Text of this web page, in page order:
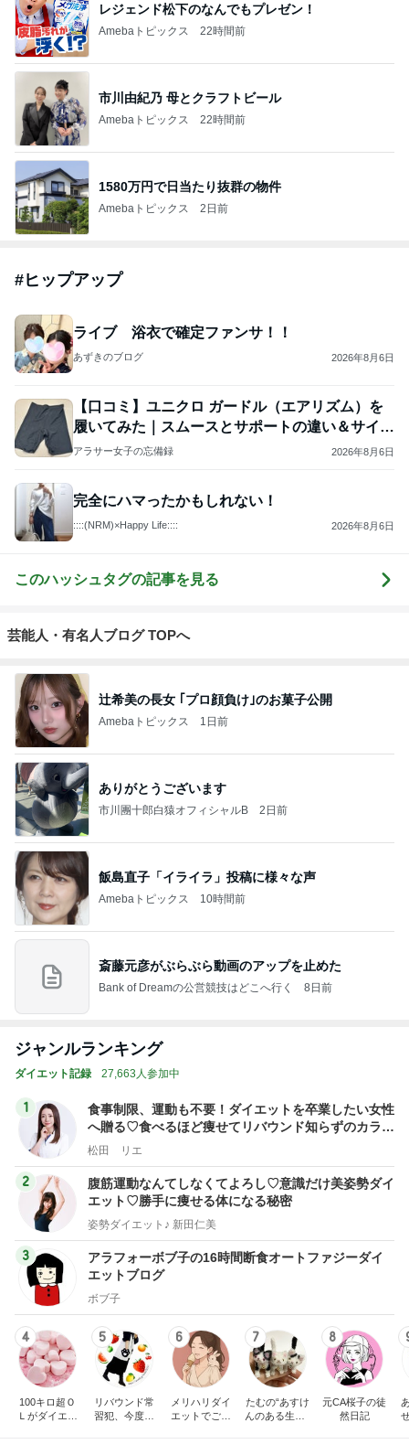
レジェンド松下のなんでもプレゼン！
Amebaトピックス 22時間前
市川由紀乃 母とクラフトビール
Amebaトピックス 22時間前
1580万円で日当たり抜群の物件
Amebaトピックス 2日前
#ヒップアップ
ライブ 浴衣で確定ファンサ！！
あずきのブログ 2026年8月6日
【口コミ】ユニクロ ガードル（エアリズム）を
履いてみた｜スムースとサポートの違い＆サイズ
選び
アラサー女子の忘備録 2026年8月6日
完全にハマったかもしれない！
::::(NRM)×Happy Life:::: 2026年8月6日
このハッシュタグの記事を見る
芸能人・有名人ブログ TOPへ
辻希美の長女 ｢プロ顔負け｣のお菓子公開
Amebaトピックス 1日前
ありがとうございます
市川團十郎白猿オフィシャルB 2日前
飯島直子「イライラ」投稿に様々な声
Amebaトピックス 10時間前
斎藤元彦がぶらぶら動画のアップを止めた
Bank of Dreamの公営競技はどこへ行く 8日前
ジャンルランキング
ダイエット記録 27,663人参加中
1
食事制限、運動も不要！ダイエットを卒業したい女性
へ贈る♡食べるほど痩せてリバウンド知らずのカラダ
を手に入れる！
松田 リエ
2
腹筋運動なんてしなくてよろし♡意識だけ美姿勢ダイ
エット♡勝手に痩せる体になる秘密
姿勢ダイエット♪ 新田仁美
3
アラフォーボブ子の16時間断食オートファジーダイ
エットブログ
ボブ子
4
100キロ超Ｏ
Ｌがダイエッ
5
リバウンド常
習犯、今度こ
6
メリハリダイ
エットでご自
7
たむの“あすけ
んのある生活♪
8
元CA桜子の徒
然日記